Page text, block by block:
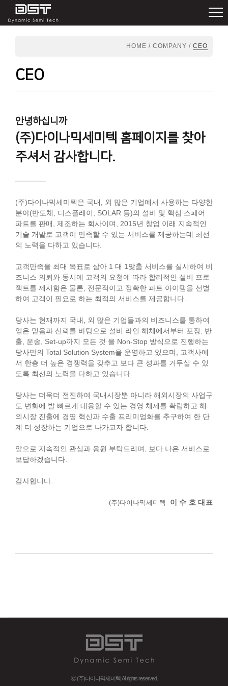
HOME / COMPANY / CEO
CEO
안녕하십니까
(주)다이나믹세미텍 홈페이지를 찾아
주셔서 감사합니다.
(주)다이나믹세미텍은 국내, 외 많은 기업에서 사용하는 다양한
분야(반도체, 디스플레이, SOLAR 등)의 설비 및 핵심 스페어
파트를 판매, 제조하는 회사이며, 2015년 창업 이래 지속적인
기술 개발로 고객이 만족할 수 있는 서비스를 제공하는데 최선
의 노력을 다하고 있습니다.
고객만족을 최대 목표로 삼아 1 대 1맞춤 서비스를 실시하여 비
즈니스 의뢰와 동시에 고객의 요청에 따라 합리적인 설비 프로
젝트를 제시함은 물론, 전문적이고 정확한 파트 아이템을 선별
하여 고객이 필요로 하는 최적의 서비스를 제공합니다.
당사는 현재까지 국내, 외 많은 기업들과의 비즈니스를 통하여
얻은 믿음과 신뢰를 바탕으로 설비 라인 해체에서부터 포장, 반
출, 운송, Set-up까지 모든 것 을 Non-Stop 방식으로 진행하는
당사만의 Total Solution System을 운영하고 있으며, 고객사에
서 한층 더 높은 경쟁력을 갖추고 보다 큰 성과를 거두실 수 있
도록 최선의 노력을 다하고 있습니다.
당사는 더욱더 전진하여 국내시장뿐 아니라 해외시장의 사업구
도 변화에 발 빠르게 대응할 수 있는 경영 체제를 확립하고 해
외시장 진출에 경영 혁신과 수출 프리미엄화를 추구하여 한 단
계 더 성장하는 기업으로 나가고자 합니다.
앞으로 지속적인 관심과 응원 부탁드리며, 보다 나은 서비스로
보답하겠습니다.
감사합니다.
(주)다이나믹세미텍 이 수 호 대표
ⓒ (주)다이나믹세미텍 All rights reserved.